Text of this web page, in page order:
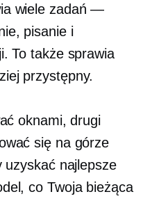
wiele zadań —
pisanie i
To także sprawia
przystępny.
oknami, drugi
się na górze
uzyskać najlepsze
co Twoja bieżąca